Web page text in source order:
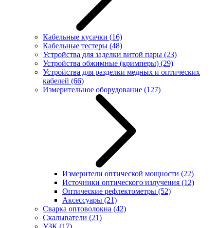
Кабельные кусачки (16)
Кабельные тестеры (48)
Устройства для заделки витой пары (23)
Устройства обжимные (кримперы) (29)
Устройства для разделки медных и оптических
кабелей (66)
Измерительное оборудование (127)
Измерители оптической мощности (22)
Источники оптического излучения (12)
Оптические рефлектометры (52)
Аксессуары (21)
Сварка оптоволокна (42)
Скалыватели (21)
УЗК (17)